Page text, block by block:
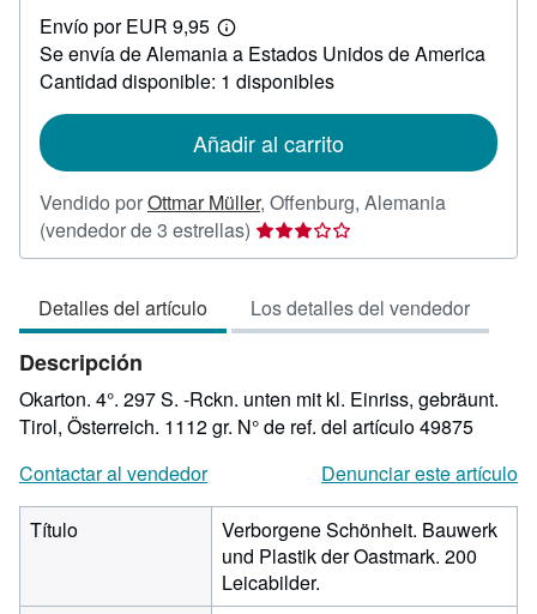
25,00
Envío por EUR 9,95
Más
información
sobre
las
envío
Se envía de Alemania a Estados Unidos de America
Cantidad disponible: 1 disponibles
Añadir al carrito
Vendido porOttmar Müller, Offenburg, Alemania
(vendedor de 3 estrellas) Calificación
del
3
de
estrellas
Detalles del artículo Los detalles del vendedor
Descripción
Okarton. 4°. 297 S. -Rckn. unten mit kl. Einriss, gebräunt.
Tirol, Österreich. 1112 gr. N° de ref. del artículo 49875
Contactar al vendedor
Denunciar este artículo
Título
Verborgene Schönheit. Bauwerk
und Plastik der Oastmark. 200
Leicabilder.